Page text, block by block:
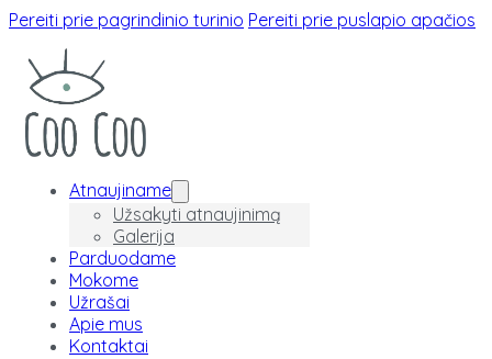
Pereiti prie pagrindinio turinio Pereiti prie puslapio apačios
Atnaujiname
Užsakyti atnaujinimą
Galerija
Parduodame
Mokome
Užrašai
Apie mus
Kontaktai